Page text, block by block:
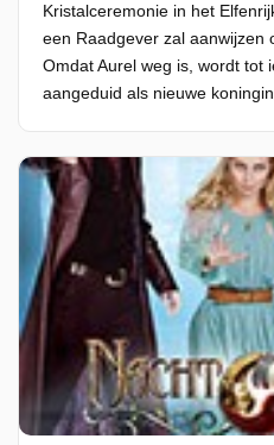
Kristalceremonie in het
een Raadgever zal aanwijzen
Omdat Aurel weg is, wordt tot
aangeduid als nieuwe koningin.